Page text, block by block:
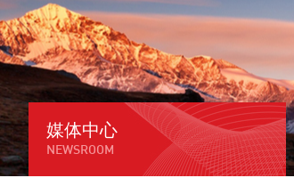
媒体中心
NEWSROOM